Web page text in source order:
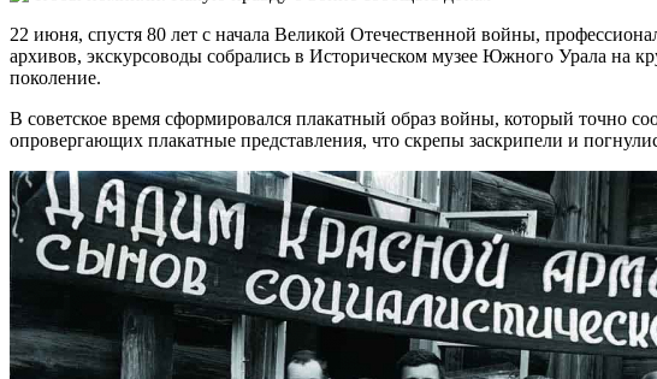
22 июня, спустя 80 лет с начала Великой Отечественной войны,
архивов, экскурсоводы собрались в Историческом музее Южного Урала на
поколение.
В советское время сформировался плакатный образ войны, который точно
опровергающих плакатные представления, что скрепы заскрипели и